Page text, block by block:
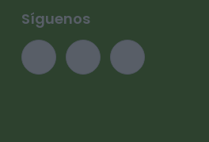
Síguenos